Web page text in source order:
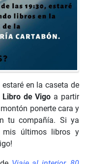
en la caseta de
Libro de Vigo a partir
ponerte cara y
tu compañía. Si ya
mis últimos libros y